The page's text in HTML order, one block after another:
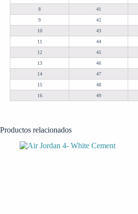
8
41
9
42
10
43
11
44
12
45
13
46
14
47
15
48
16
49
Productos relacionados